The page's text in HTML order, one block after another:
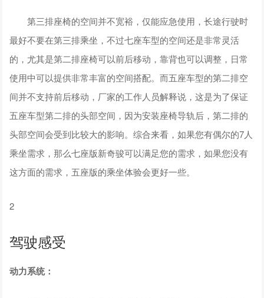
第三排座椅的空间并不宽裕，仅能应急使用，长途行驶时
最好不要在第三排乘坐，不过七座车型的空间还是非常灵活
的，尤其是第二排座椅可以前后移动，靠背也可以调整，日常
使用中可以提供非常丰富的空间搭配。而五座车型的第二排空
间并不支持前后移动，厂家的工作人员解释说，这是为了保证
五座车型第二排的头部空间，因为安装座椅导轨后，第二排的
头部空间会受到比较大的影响。综合来看，如果您有偶尔的7人
乘坐需求，那么七座版新奇骏可以满足您的需求，如果您没有
这方面的需求，五座版的乘坐体验会更好一些。
2
驾驶感受
动力系统：